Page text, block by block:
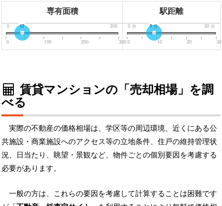
専有面積 駅距離
0 300
42
0 100 200 300
0 分 30 分
9分
0 10 20 30
賃貸マンションの「売却相場」を調
べる
実際の不動産の価格相場は、学区等の周辺環境、近くにある公
共施設・商業施設へのアクセス等の立地条件、住戸の維持管理状
況、日当たり、眺望・景観など、物件ごとの個別要因を考慮する
必要があります。
一般の方は、これらの要因を考慮して計算することは困難です